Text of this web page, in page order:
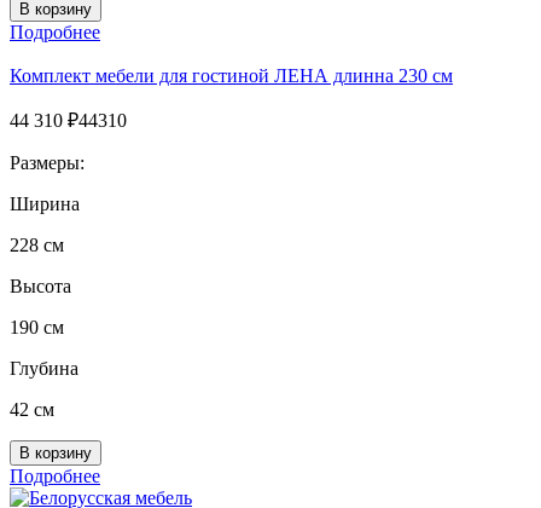
Подробнее
Комплект мебели для гостиной ЛЕНА длинна 230 см
44 310 ₽44310
Размеры:
Ширина
228 см
Высота
190 см
Глубина
42 см
Подробнее